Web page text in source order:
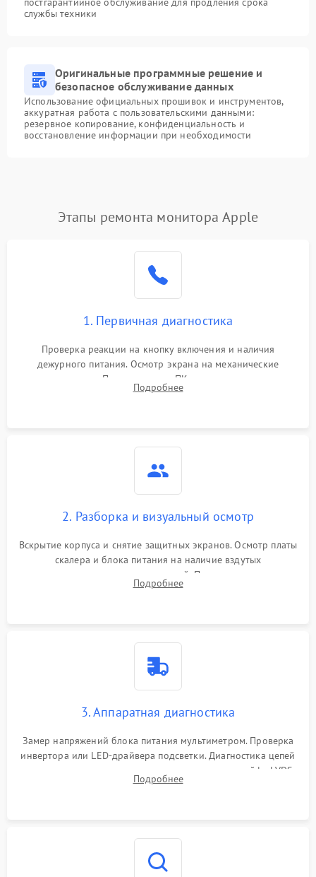
службы техники
Оригинальные программные решение и
безопасное обслуживание данных
Использование официальных прошивок и инструментов,
аккуратная работа с пользовательскими данными:
резервное копирование, конфиденциальность и
восстановление информации при необходимости
Этапы ремонта монитора Apple
1. Первичная диагностика
Проверка реакции на кнопку включения и наличия
дежурного питания. Осмотр экрана на механические
повреждения. Подключение к ПК для оценки вывода
изображения, работы подсветки и выявления артефактов на
Подробнее
2. Разборка и визуальный осмотр
Вскрытие корпуса и снятие защитных экранов. Осмотр платы
скалера и блока питания на наличие вздутых
конденсаторов, прогаров, окислений. Проверка надежности
контактов и целостности шлейфов матрицы.
Подробнее
3. Аппаратная диагностика
Замер напряжений блока питания мультиметром. Проверка
инвертора или LED-драйвера подсветки. Диагностика цепей
питания скалера и тестирование сигналов на шлейфе LVDS
Подробнее